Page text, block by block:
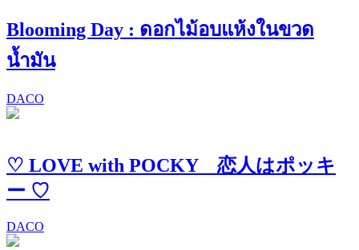
Blooming Day : ดอกไม้อบแห้งในขวด
น้ำมัน
DACO
♡ LOVE with POCKY 恋人はポッキ
ー ♡
DACO